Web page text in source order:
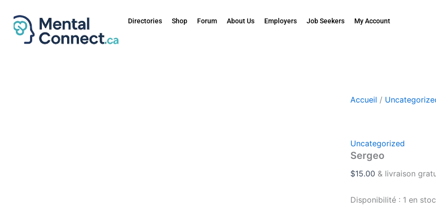
contenu
Directories Shop Forum About Us Employers Job Seekers My Account
Accueil /
Uncategorized
Sergeo
$15.00 & livraison
Disponibilité : 1 en
Sergeo